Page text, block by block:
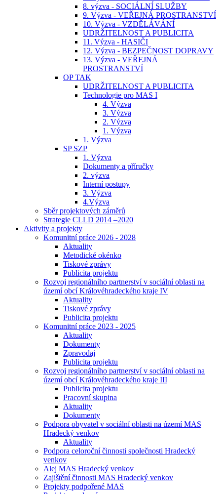
8. výzva - SOCIÁLNÍ SLUŽBY
9. Výzva - VEŘEJNÁ PROSTRANSTVÍ
10. Výzva - VZDĚLÁVÁNÍ
UDRŽITELNOST A PUBLICITA
11. Výzva - HASIČI
12. Výzva - BEZPEČNOST DOPRAVY
13. Výzva - VEŘEJNÁ
PROSTRANSTVÍ
OP TAK
UDRŽITELNOST A PUBLICITA
Technologie pro MAS I
4. Výzva
3. Výzva
2. Výzva
1. Výzva
1. Výzva
SP SZP
1. Výzva
Dokumenty a příručky
2. výzva
Interní postupy
3. Výzva
4.Výzva
Sběr projektových záměrů
Strategie CLLD 2014 –2020
Aktivity a projekty
Komunitní práce 2026 - 2028
Aktuality
Metodické okénko
Tiskové zprávy
Publicita projektu
Rozvoj regionálního partnerství v sociální oblasti na
území obcí Královéhradeckého kraje IV
Aktuality
Tiskové zprávy
Publicita projektu
Komunitní práce 2023 - 2025
Aktuality
Dokumenty
Zpravodaj
Publicita projektu
Rozvoj regionálního partnerství v sociální oblasti na
území obcí Královéhradeckého kraje III
Publicita projektu
Pracovní skupina
Aktuality
Dokumenty
Podpora obyvatel v sociální oblasti na území MAS
Hradecký venkov
Aktuality
Podpora celoroční činnosti společnosti Hradecký
venkov
Alej MAS Hradecký venkov
Zajištění činnosti MAS Hradecký venkov
Projekty podpořené MAS